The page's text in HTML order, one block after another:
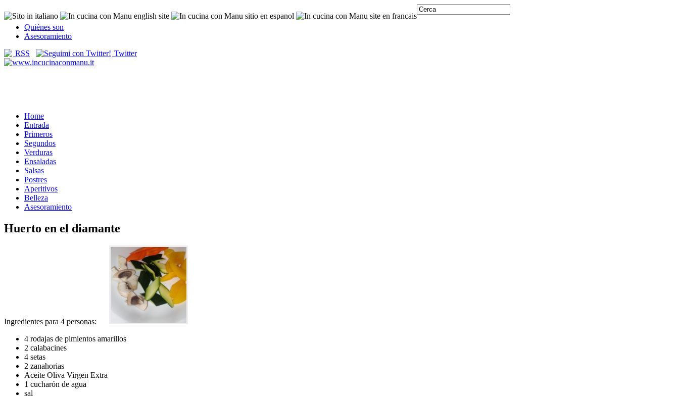
Quiénes son
Asesoramiento
RSS
Twitter
Home
Entrada
Primeros
Segundos
Verduras
Ensaladas
Salsas
Postres
Aperitivos
Belleza
Asesoramiento
Huerto en el diamante
Ingredientes para 4 personas:
4 rodajas de pimientos amarillos
2 calabacines
4 setas
2 zanahorias
Aceite Oliva Virgen Extra
1 cucharón de agua
sal